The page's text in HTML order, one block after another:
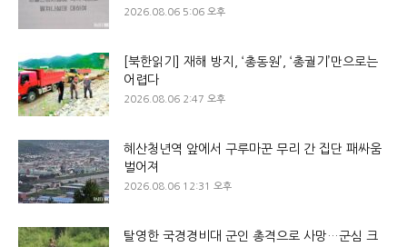
2026.08.06 5:06 오후
[북한읽기] 재해 방지, ‘총동원’, ‘총궐기’만으로는
어렵다
2026.08.06 2:47 오후
혜산청년역 앞에서 구루마꾼 무리 간 집단 패싸움
벌어져
2026.08.06 12:31 오후
탈영한 국경경비대 군인 총격으로 사망…군심 크